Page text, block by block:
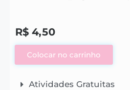
R$ 4,50
Colocar no carrinho
Atividades Gratuitas